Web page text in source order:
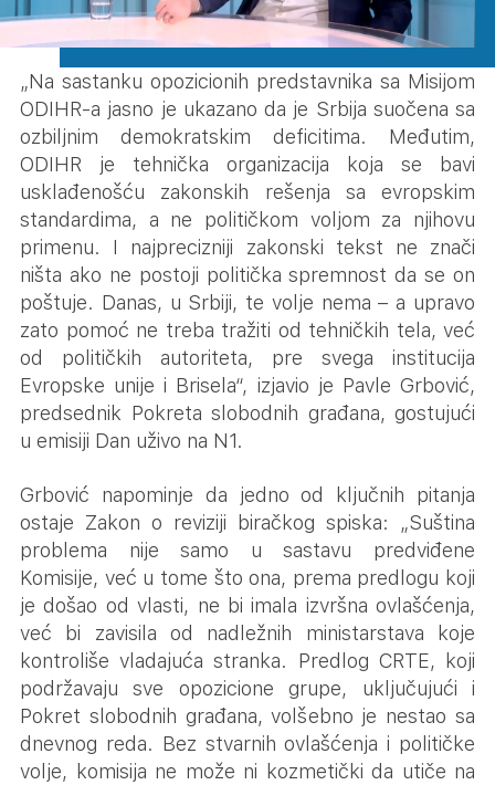
„Na sastanku opozicionih predstavnika sa Misijom
ODIHR-a jasno je ukazano da je Srbija suočena sa
ozbiljnim demokratskim deficitima. Međutim,
ODIHR je tehnička organizacija koja se bavi
usklađenošću zakonskih rešenja sa evropskim
standardima, a ne političkom voljom za njihovu
primenu. I najprecizniji zakonski tekst ne znači
ništa ako ne postoji politička spremnost da se on
poštuje. Danas, u Srbiji, te volje nema – a upravo
zato pomoć ne treba tražiti od tehničkih tela, već
od političkih autoriteta, pre svega institucija
Evropske unije i Brisela“, izjavio je Pavle Grbović,
predsednik Pokreta slobodnih građana, gostujući
u emisiji Dan uživo na N1.
Grbović napominje da jedno od ključnih pitanja
ostaje Zakon o reviziji biračkog spiska: „Suština
problema nije samo u sastavu predviđene
Komisije, već u tome što ona, prema predlogu koji
je došao od vlasti, ne bi imala izvršna ovlašćenja,
već bi zavisila od nadležnih ministarstava koje
kontroliše vladajuća stranka. Predlog CRTE, koji
podržavaju sve opozicione grupe, uključujući i
Pokret slobodnih građana, volšebno je nestao sa
dnevnog reda. Bez stvarnih ovlašćenja i političke
volje, komisija ne može ni kozmetički da utiče na